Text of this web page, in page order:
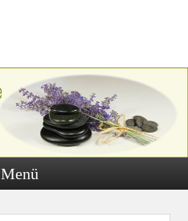
Bettina
Praxis für Physiotherapie, Bettina
Menü